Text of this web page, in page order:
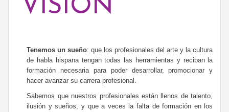
VISIÓN
Tenemos un sueño: que los profesionales del arte y la cultura
de habla hispana tengan todas las herramientas y reciban la
formación necesaria para poder desarrollar, promocionar y
hacer avanzar su carrera profesional.
Sabemos que nuestros profesionales están llenos de talento,
ilusión y sueños, y que a veces la falta de formación en los